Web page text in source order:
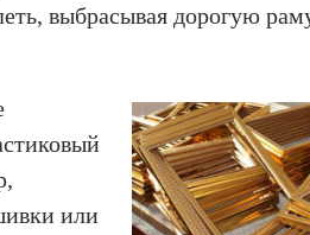
выбрасывая дорогую
или